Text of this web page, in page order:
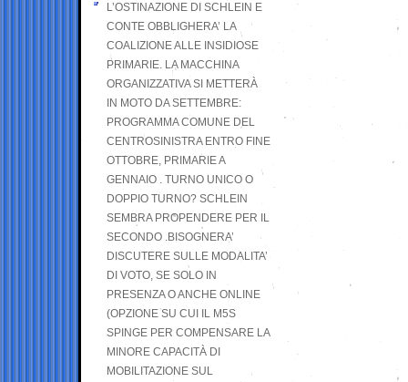
L’OSTINAZIONE DI SCHLEIN E
CONTE OBBLIGHERA’ LA
COALIZIONE ALLE INSIDIOSE
PRIMARIE. LA MACCHINA
ORGANIZZATIVA SI METTERÀ
IN MOTO DA SETTEMBRE:
PROGRAMMA COMUNE DEL
CENTROSINISTRA ENTRO FINE
OTTOBRE, PRIMARIE A
GENNAIO . TURNO UNICO O
DOPPIO TURNO? SCHLEIN
SEMBRA PROPENDERE PER IL
SECONDO .BISOGNERA’
DISCUTERE SULLE MODALITA’
DI VOTO, SE SOLO IN
PRESENZA O ANCHE ONLINE
(OPZIONE SU CUI IL M5S
SPINGE PER COMPENSARE LA
MINORE CAPACITÀ DI
MOBILITAZIONE SUL